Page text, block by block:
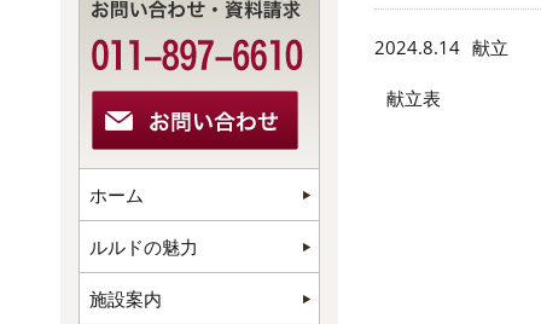
2024.8.14 献立
献立表 （８
ホーム
ルルドの魅力
施設案内